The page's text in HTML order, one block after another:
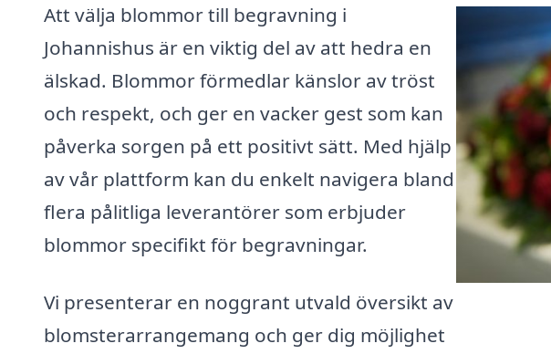
Att välja blommor till begravning i
Johannishus är en viktig del av att hedra en
älskad. Blommor förmedlar känslor av tröst
och respekt, och ger en vacker gest som kan
påverka sorgen på ett positivt sätt. Med hjälp
av vår plattform kan du enkelt navigera bland
flera pålitliga leverantörer som erbjuder
blommor specifikt för begravningar.
Vi presenterar en noggrant utvald översikt av
blomsterarrangemang och ger dig möjlighet